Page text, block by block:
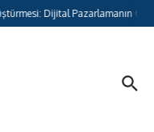
Dijital Pazarlamanın